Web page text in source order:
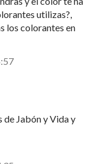
utilizas?,
los colorantes en
Jabón y Vida y